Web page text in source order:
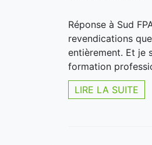
Réponse à Sud
revendications
entièrement. Et je
formation
LIRE LA SUITE